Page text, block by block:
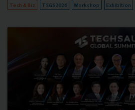
Tech & Biz TSGS2026 Workshop Exhibition